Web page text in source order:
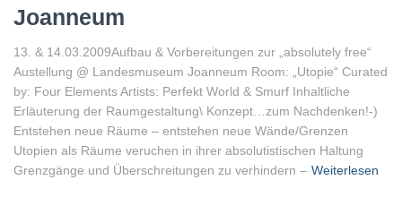
Joanneum
13. & 14.03.2009Aufbau & Vorbereitungen zur „absolutely free“
Austellung @ Landesmuseum Joanneum Room: „Utopie“ Curated
by: Four Elements Artists: Perfekt World & Smurf Inhaltliche
Erläuterung der Raumgestaltung\ Konzept…zum Nachdenken!-)
Entstehen neue Räume – entstehen neue Wände/Grenzen
Utopien als Räume veruchen in ihrer absolutistischen Haltung
Grenzgänge und Überschreitungen zu verhindern – Weiterlesen